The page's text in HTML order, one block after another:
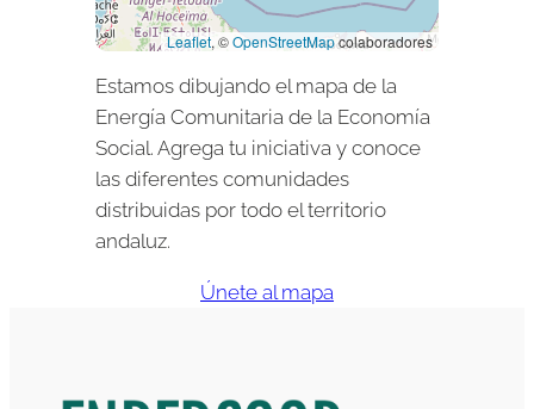
Leaflet, ©OpenStreetMapcolaboradores
Estamos dibujando el mapa de la
Energía Comunitaria de la Economía
Social. Agrega tu iniciativa y conoce
las diferentes comunidades
distribuidas por todo el territorio
andaluz.
Únete al mapa